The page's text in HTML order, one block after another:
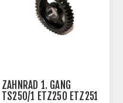
ZAHNRAD 1. GANG
TS250/1 ETZ250 ETZ251